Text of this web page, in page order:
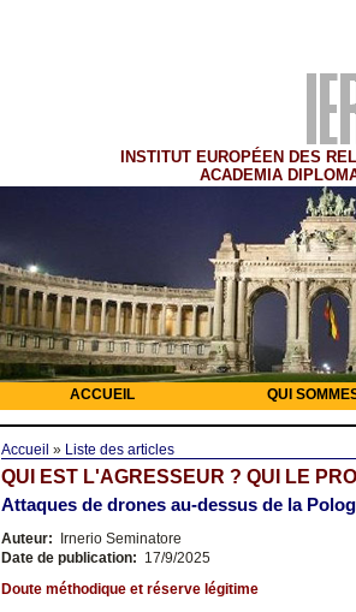
INSTITUT EUROPÉEN DES
ACADEMIA
ACCUEIL QUI
Accueil » Liste des articles
QUI EST L'AGRESSEUR ? QUI LE
Attaques de drones au-dessus de la
Auteur: Irnerio Seminatore
Date de publication: 17/9/2025
Doute méthodique et réserve légitime